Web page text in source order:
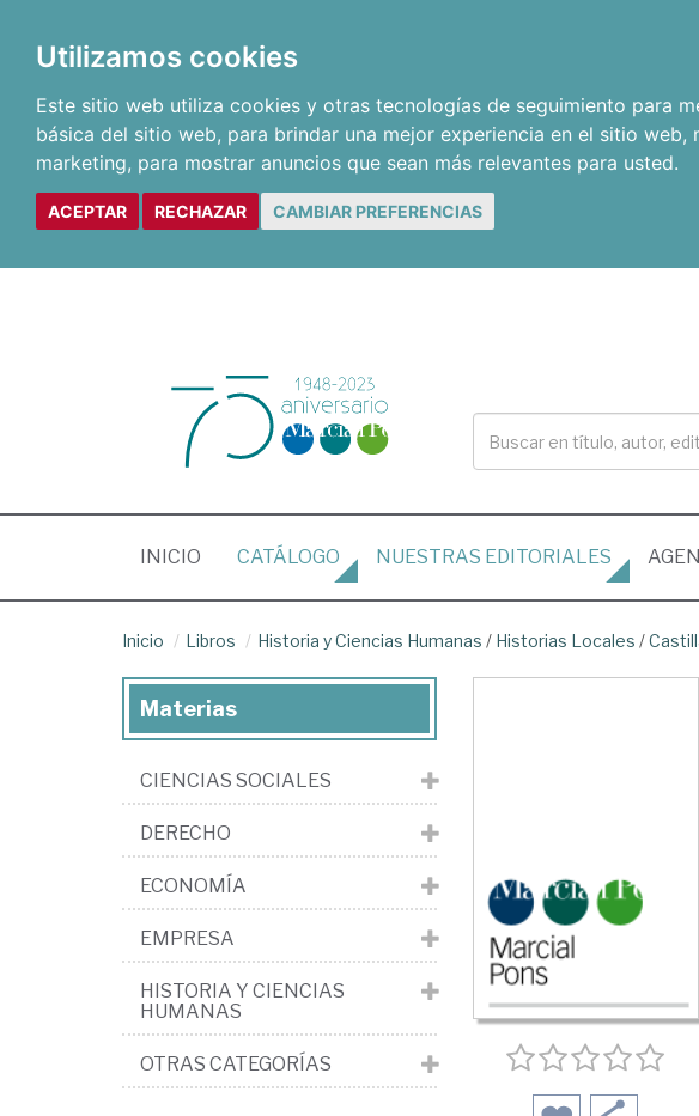
Utilizamos cookies
Este sitio web utiliza cookies y otras tecnologías de seguimiento para
básica del sitio web, para brindar una mejor experiencia en el sitio web,
marketing, para mostrar anuncios que sean más relevantes para usted.
ACEPTAR RECHAZAR CAMBIAR PREFERENCIAS
INICIO (CURRENT)
CATÁLOGO NUESTRAS EDITORIALES
Inicio Libros Historia y Ciencias Humanas / Historias Locales /
Materias
CIENCIAS SOCIALES
DERECHO
ECONOMÍA
EMPRESA
HISTORIA Y CIENCIAS
HUMANAS
OTRAS CATEGORÍAS